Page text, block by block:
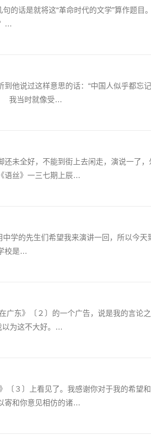
是就将这“革命时代的文学”算作题目
…
他说过这样意思的话：“中国人似乎都忘
我当时就像受…
未全好，不能到街上去闲走，演说一了，
语丝》一三七期上辰…
的先生们希望我来演讲一回，所以今天
校是…
》〔２〕的一个广告，说是我的言论之
以为这不大好。…
〕上看见了。我感谢你对于我的希望
寄和你意见相仿的诸…